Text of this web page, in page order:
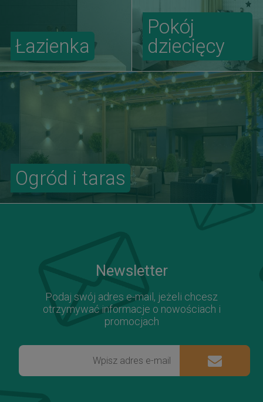
Ogród i taras
Łazienka
Pokój
dziecięcy
Newsletter
Podaj swój adres e-mail, jeżeli chcesz
otrzymywać informacje o nowościach i
promocjach